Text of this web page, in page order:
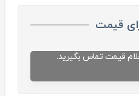
قیمت
قیمت تماس بگیرید.